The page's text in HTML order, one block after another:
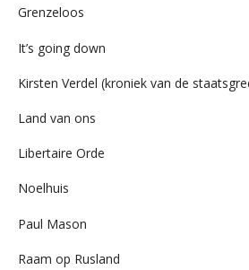
Grenzeloos
It’s going down
Kirsten Verdel (kroniek van de
Land van ons
Libertaire Orde
Noelhuis
Paul Mason
Raam op Rusland